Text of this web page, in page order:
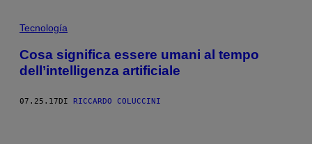
Tecnología
Cosa significa essere umani al tempo
dell’intelligenza artificiale
07.25.17 DI RICCARDO COLUCCINI